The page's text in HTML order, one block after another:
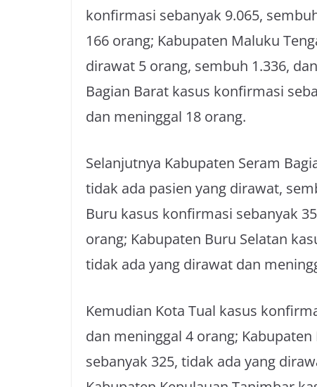
konfirmasi sebanyak 9.065,
166 orang; Kabupaten Maluku
dirawat 5 orang, sembuh 1.336,
Bagian Barat kasus konfirmasi
dan meninggal 18 orang.
Selanjutnya Kabupaten Seram
tidak ada pasien yang dirawat,
Buru kasus konfirmasi sebanyak
orang; Kabupaten Buru Selatan
tidak ada yang dirawat dan
Kemudian Kota Tual kasus
dan meninggal 4 orang;
sebanyak 325, tidak ada yang